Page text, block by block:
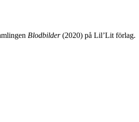
Blodbilder(2020) på Lil’Lit förlag.